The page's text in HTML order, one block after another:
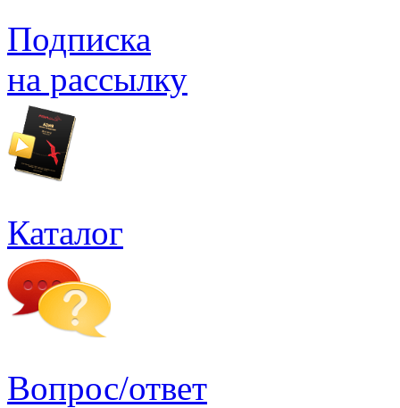
Подписка
на рассылку
Каталог
Вопрос/ответ